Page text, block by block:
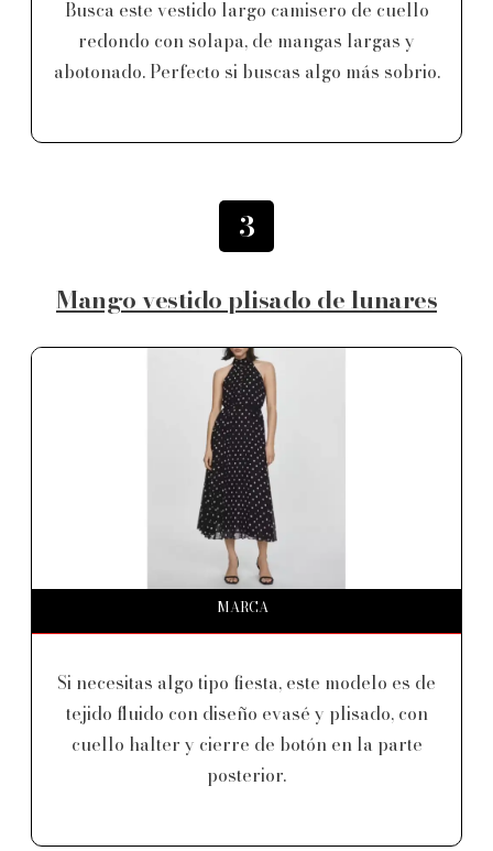
Busca este vestido largo camisero de cuello
redondo con solapa, de mangas largas y
abotonado. Perfecto si buscas algo más sobrio.
3
Mango vestido plisado de lunares
MARCA
Si necesitas algo tipo fiesta, este modelo es de
tejido fluido con diseño evasé y plisado, con
cuello halter y cierre de botón en la parte
posterior.